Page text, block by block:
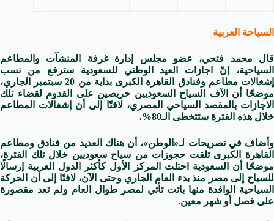
السياحة العربية
قال محمد فتحي، عضو مجلس إدارة غرفة المنشآت والمطاعم
السياحية، إنّ اجازات العيد الوطني للسعودية سترفع من نسب
إشغالات مطاعم وفنادق القاهرة الكبرى بداية من 20 سبتمبر الجاري،
موضحًا أن الآف السياح السعوديين حريصين على القدوم لقضاء تلك
الاجازات بالمقصد السياحي المصري، لافتًا إلى أن إشغالات المطاعم
خلال هذه الفترة ستتخطى الـ80%.
وأضاف في تصريحات لـ«الوطن»، أن هناك العديد من فنادق ومطاعم
القاهرة الكبرى تلقت حجوزات من سياح سعوديين خلال تلك الفترة،
موضحًا أن السعودية احتلت المركز الأول كأكثر الدول العربية إرسالًا
للسياح إلى مصر منذ بدء العام الجاري وحتى الآن، لافتًا إلى أن الحركة
السياحية الوافدة منها باتت تأتي لمصر طوال العام ولم تعد مقصورة
على فصل أو شهر معين.